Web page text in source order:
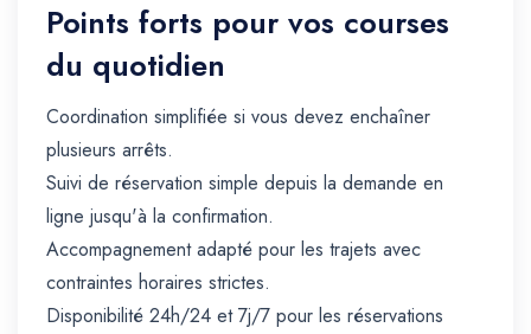
Points forts pour vos courses
du quotidien
Coordination simplifiée si vous devez enchaîner
plusieurs arrêts.
Suivi de réservation simple depuis la demande en
ligne jusqu'à la confirmation.
Accompagnement adapté pour les trajets avec
contraintes horaires strictes.
Disponibilité 24h/24 et 7j/7 pour les réservations